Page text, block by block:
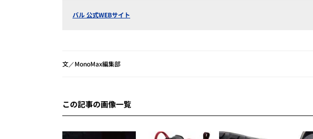
バル 公式WEBサイト
文／MonoMax編集部
この記事の画像一覧